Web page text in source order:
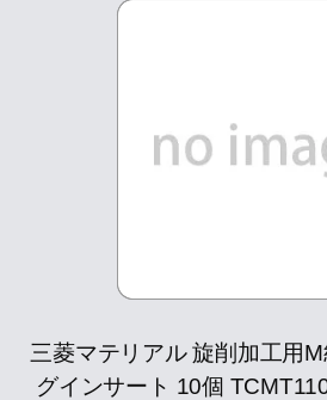
三菱マテリアル 旋削加工用
グインサート 10個